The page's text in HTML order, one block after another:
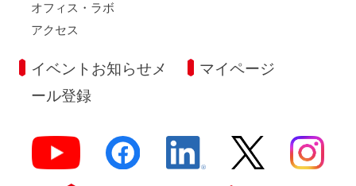
オフィス・ラボ
アクセス
イベントお知らせメ
ール登録
マイページ